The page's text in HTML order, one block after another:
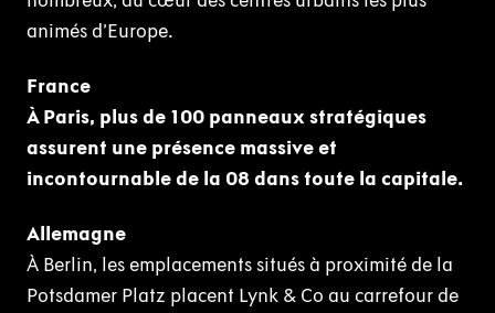
animés d’Europe.
France
À Paris, plus de 100 panneaux stratégiques
assurent une présence massive et
incontournable de la 08 dans toute la capitale.
Allemagne
À Berlin, les emplacements situés à proximité de la
Potsdamer Platz placent Lynk & Co au carrefour de